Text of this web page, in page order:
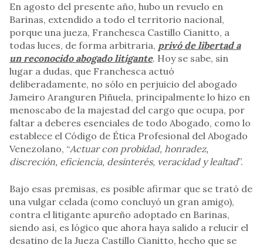
En agosto del presente año, hubo un revuelo en
Barinas, extendido a todo el territorio nacional,
porque una jueza, Franchesca Castillo Cianitto, a
todas luces, de forma arbitraria, privó de libertad a
un reconocido abogado litigante. Hoy se sabe, sin
lugar a dudas, que Franchesca actuó
deliberadamente, no sólo en perjuicio del abogado
Jameiro Aranguren Piñuela, principalmente lo hizo en
menoscabo de la majestad del cargo que ocupa, por
faltar a deberes esenciales de todo Abogado, como lo
establece el Código de Ética Profesional del Abogado
Venezolano, “Actuar con probidad, honradez,
discreción, eficiencia, desinterés, veracidad y lealtad”.
Bajo esas premisas, es posible afirmar que se trató de
una vulgar celada (como concluyó un gran amigo),
contra el litigante apureño adoptado en Barinas,
siendo así, es lógico que ahora haya salido a relucir el
desatino de la Jueza Castillo Cianitto, hecho que se